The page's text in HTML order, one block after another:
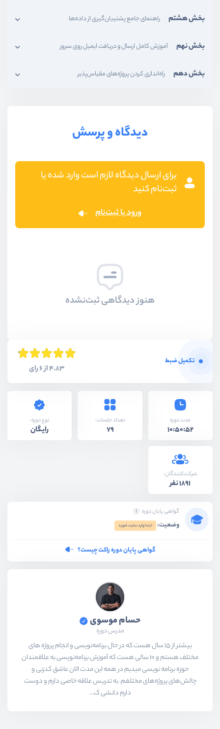
بخش هشتم راهنمای جامع پشتیبان‌گیری از داده‌ها
بخش نهم آموزش کامل ارسال و دریافت ایمیل روی سرور
بخش دهم راه‌اندازی کردن پروژه‌های مقیاس‌پذیر
دیدگاه و پرسش
برای ارسال دیدگاه لازم است وارد شده یا
ثبت‌نام کنید
ورود یا ثبت‌نام
هنوز دیدگاهی ثبت‌نشده
تکمیل ضبط
4.83 از 6 رای
مدت دوره
10:50:52
تعداد جلسات:
79
نوع دوره:
رایگان
شرکت‌کنندگان:
1891 نفر
گواهی پایان دوره
وضعیت: ابتدا وارد سایت شوید
گواهی پایان دوره راکت چیست؟
حسام موسوی
مدرس دوره
بیشتر از ۱۵ سال هست که در حال برنامه‌نویسی و انجام پروژه های
مختلف هستم و ۱۰ سالی هست که آموزش برنامه‌نویسی به علاقمندان
حوزه برنامه نویسی میدیم در همه این مدت الان عاشق کدزنی و
چالش‌های پروژه‌های مختلفم. به تدریس علاقه خاصی دارم و دوست
دارم دانشی ک...